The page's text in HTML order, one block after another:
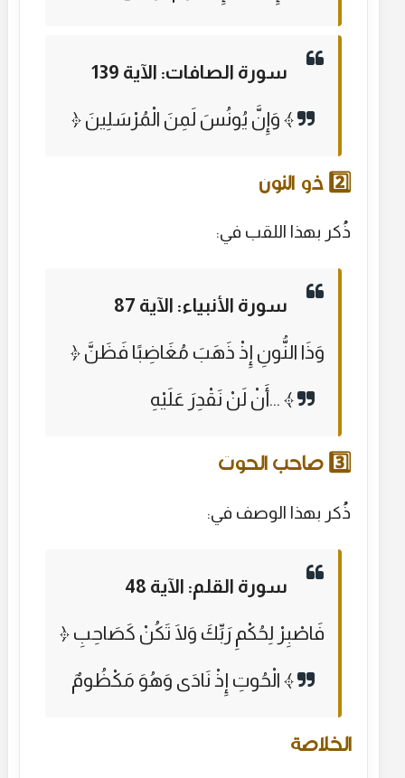
سورة الصافات: الآية 139
﴿ وَإِنَّ يُونُسَ لَمِنَ الْمُرْسَلِينَ ﴾
2️⃣ ذو النون
ذُكر بهذا اللقب في:
سورة الأنبياء: الآية 87
﴿ وَذَا النُّونِ إِذْ ذَهَبَ مُغَاضِبًا فَظَنَّ
أَنْ لَنْ نَقْدِرَ عَلَيْهِ... ﴾
3️⃣ صاحب الحوت
ذُكر بهذا الوصف في:
سورة القلم: الآية 48
﴿ فَاصْبِرْ لِحُكْمِ رَبِّكَ وَلَا تَكُنْ كَصَاحِبِ
الْحُوتِ إِذْ نَادَى وَهُوَ مَكْظُومٌ ﴾
الخلاصة